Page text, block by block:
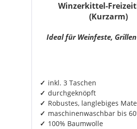
Winzerkittel-
(Kurzarm)
Ideal für Weinfeste,
inkl. 3 Taschen
durchgeknöpft
Robustes, langlebiges
maschinenwaschbar bis
100% Baumwolle